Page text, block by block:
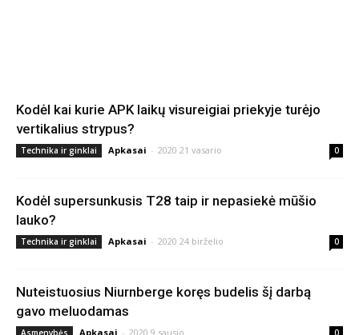
Kodėl kai kurie APK laikų visureigiai priekyje turėjo
vertikalius strypus?
Technika ir ginklai Apkasai - 2020 21 vasario 0
Kodėl supersunkusis T28 taip ir nepasiekė mūšio
lauko?
Technika ir ginklai Apkasai - 2020 24 birželio 0
Nuteistuosius Niurnberge koręs budelis šį darbą
gavo meluodamas
Asmenybės Apkasai - 2020 9 sausio 0